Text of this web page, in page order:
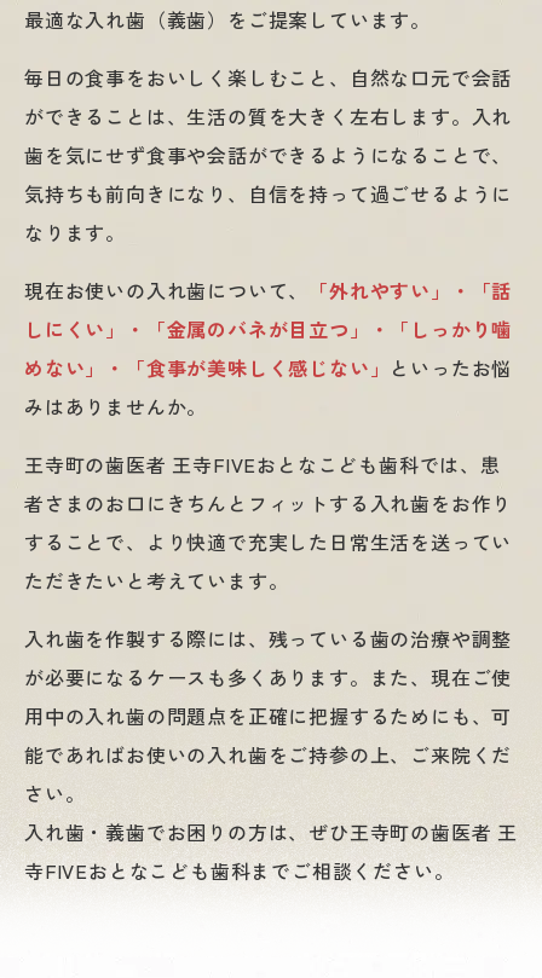
最適な入れ歯（義歯）をご提案しています。
毎日の食事をおいしく楽しむこと、自然な口元で会話
ができることは、生活の質を大きく左右します。入れ
歯を気にせず食事や会話ができるようになることで、
気持ちも前向きになり、自信を持って過ごせるように
なります。
現在お使いの入れ歯について、
「外れやすい」・「話
しにくい」・「金属のバネが目立つ」・「しっかり噛
めない」・「食事が美味しく感じない」 といったお悩
みはありませんか。
王寺町の歯医者 王寺FIVEおとなこども歯科では、患
者さまのお口にきちんとフィットする入れ歯をお作り
することで、より快適で充実した日常生活を送ってい
ただきたいと考えています。
入れ歯を作製する際には、残っている歯の治療や調整
が必要になるケースも多くあります。また、現在ご使
用中の入れ歯の問題点を正確に把握するためにも、可
能であればお使いの入れ歯をご持参の上、ご来院くだ
さい。
入れ歯・義歯でお困りの方は、ぜひ王寺町の歯医者 王
寺FIVEおとなこども歯科までご相談ください。